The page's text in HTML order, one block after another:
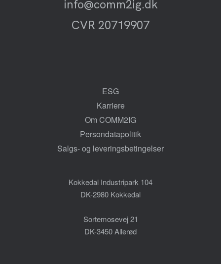
info@comm2ig.dk
CVR 20719907
ESG
Karriere
Om COMM2IG
Persondatapolitik
Salgs- og leveringsbetingelser
Kokkedal Industripark 104
DK-2980 Kokkedal
Sortemosevej 21
DK-3450 Allerød